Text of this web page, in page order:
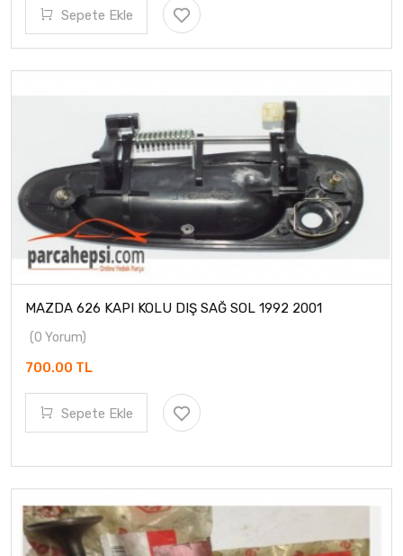
Sepete Ekle
MAZDA 626 KAPI KOLU DIŞ SAĞ SOL 1992 2001
(0 Yorum)
700.00 TL
Sepete Ekle